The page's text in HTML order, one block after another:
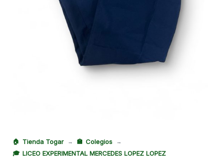
Tienda Togar → Colegios →
LICEO EXPERIMENTAL MERCEDES LOPEZ LOPEZ